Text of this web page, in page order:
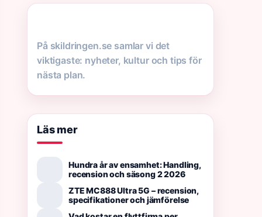
På skildringen.se samlar vi det
viktigaste: nyheter, kultur och tips för
nästa plan.
Läs mer
Hundra år av ensamhet: Handling,
recension och säsong 2 2026
ZTE MC888 Ultra 5G – recension,
specifikationer och jämförelse